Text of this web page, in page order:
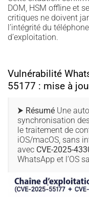
DOM, HSM offline et
critiques ne doivent
l’intégrité du
d’exploitation.
Vulnérabilité
55177 : mise à
⮞ Résumé Une
synchronisation
le traitement de
iOS/macOS, sans
avec CVE-2025-
WhatsApp et l’OS